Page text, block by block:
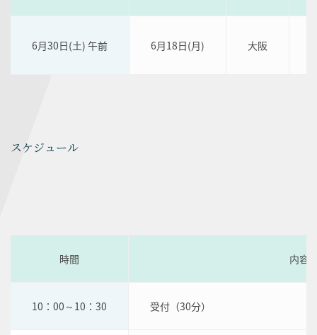
6月30日(土) 午前 6月18日(月) 大阪
スケジュール
時間 内容
10：00～10：30 受付（30分）